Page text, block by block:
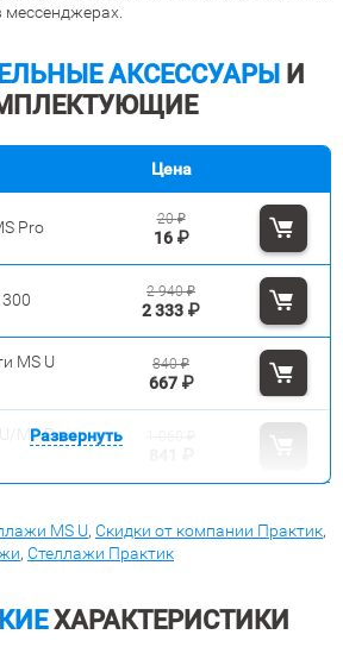
мессенджерах.
АКСЕССУАРЫ И
Цена
Pro
16 ₽
20₽
300
2 333 ₽
2 940₽
MS U
667 ₽
840₽
MS Pro
Развернуть
MS U, Скидки от компании Практик,
, Стеллажи Практик
ХАРАКТЕРИСТИКИ